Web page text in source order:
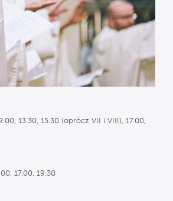
13.30, 15.30 (oprócz VII i VIII), 17.00,
17.00, 19.30